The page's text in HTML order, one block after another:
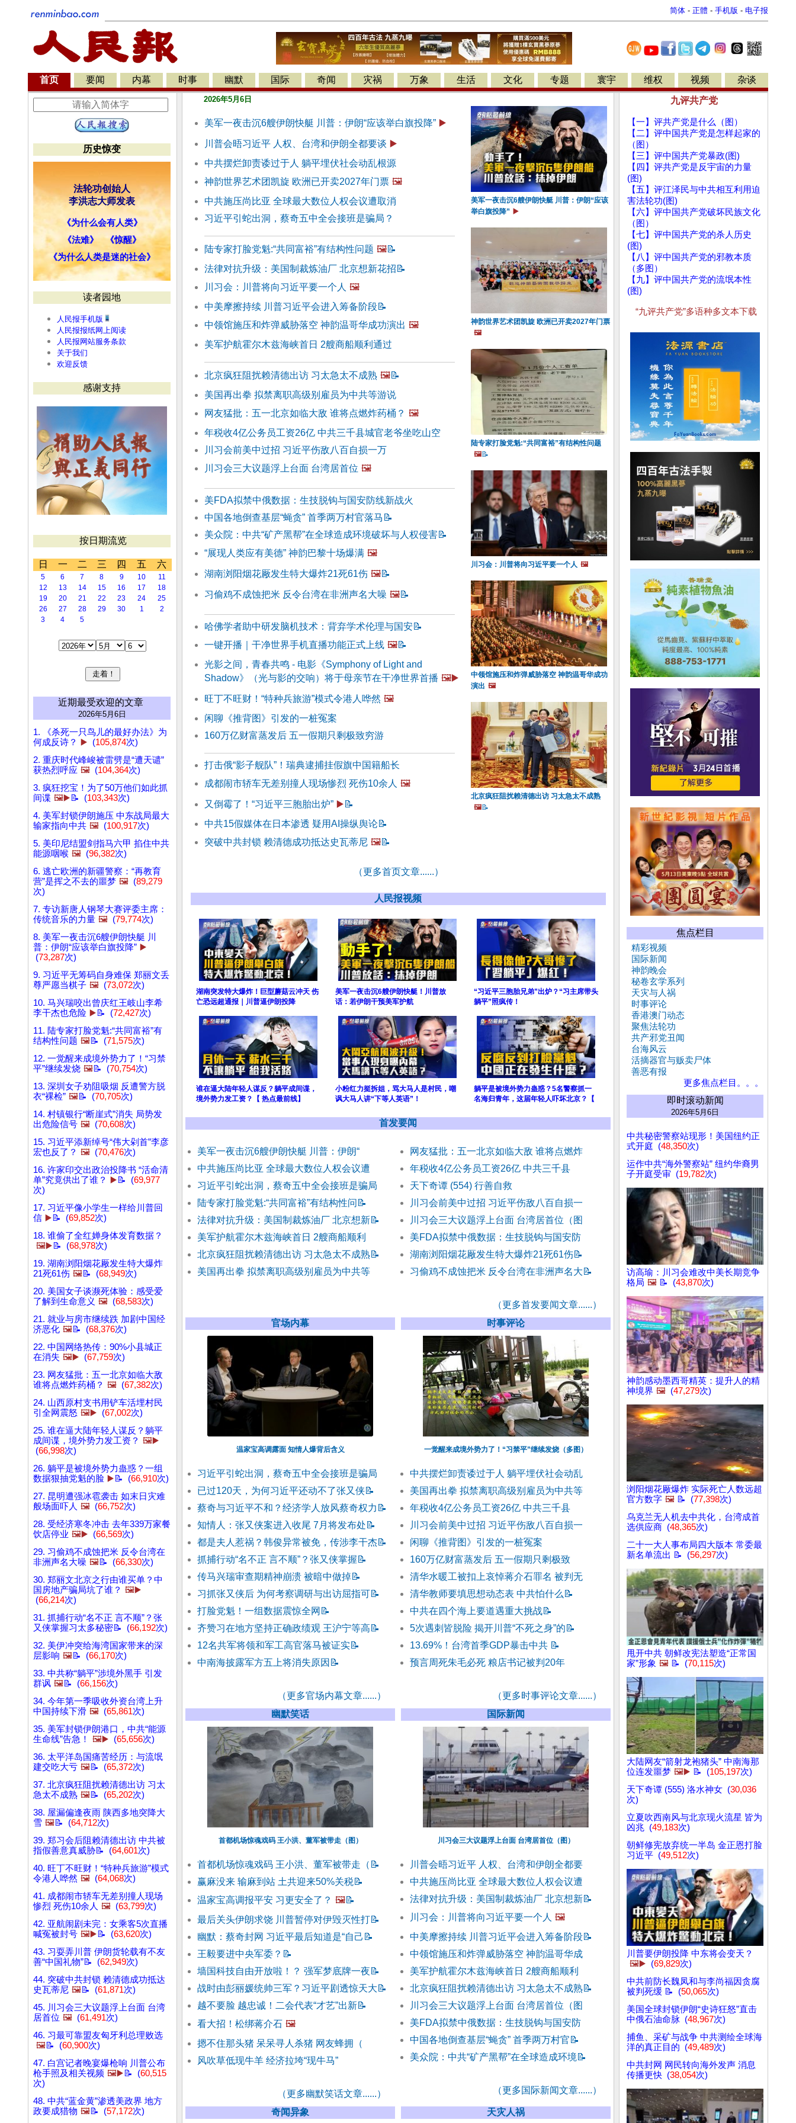
简体 - 正體 - 手机版 - 电子报
首页 要闻 内幕 时事 幽默 国际 奇闻 灾祸 万象 生活 文化 专题 寰宇 维权 视频 杂谈
历史惊变
法轮功创始人
李洪志大师发表
《为什么会有人类》
《法难》
《惊醒》
《为什么人类是迷的社会》
读者园地
人民报手机版
人民报报纸网上阅读
人民报网站服务条款
关于我们
欢迎反馈
感谢支持
按日期流览
日 一 二 三 四 五 六
5 6 7 8 9 10
11
12
13 14 15 16 17
18
19
20 21 22 23 24
25
26
27 28 29 30 1
2
3
4 5
近期最受欢迎的文章
2026年5月6日
1. 《杀死一只鸟儿的最好办法》为
何成反诗？
▶️ (105,874次)
2. 重庆时代峰峻被雷劈是“遭天谴”
获热烈呼应 🖼️ (104,364次)
3. 疯狂挖宝！为了50万他们如此抓
间谍 🖼️▶️📝 (103,343次)
4. 美军封锁伊朗施压 中东战局最大
输家指向中共 🖼️ (100,917次)
5. 美印尼结盟剑指马六甲 掐住中共
能源咽喉 🖼️ (96,382次)
6. 逃亡欧洲的新疆警察：“再教育
营”是挥之不去的噩梦 🖼️ (89,279
次)
7. 专访新唐人钢琴大赛评委主席：
传统音乐的力量 🖼️ (79,774次)
8. 美军一夜击沉6艘伊朗快艇 川
普：伊朗“应该举白旗投降” ▶️
(73,287次)
9. 习近平无筹码自身难保 郑丽文丢
尊严愿当棋子 🖼️ (73,072次)
10. 马兴瑞咬出曾庆红王岐山李希
李干杰也危险 ▶️📝 (72,427次)
11. 陆专家打脸党魁:“共同富裕”有
结构性问题 🖼️📝 (71,575次)
12. 一觉醒来成境外势力了！“习禁
平”继续发烧 🖼️📝 (70,754次)
13. 深圳女子劝阻吸烟 反遭警方脱
衣“裸检” 🖼️📝 (70,705次)
14. 村镇银行“断崖式”消失 局势发
出危险信号 🖼️ (70,608次)
15. 习近平添新绰号“伟大剁首”李彦
宏也反了？ 🖼️ (70,476次)
16. 许家印交出政治投降书 “活命清
单”究竟供出了谁？
▶️📝 (69,977
次)
17. 习近平像小学生一样给川普回
信 ▶️📝 (69,852次)
18. 谁偷了全红婵身体发育数据？
🖼️▶️📝 (68,978次)
19. 湖南浏阳烟花厰发生特大爆炸
21死61伤 🖼️📝 (68,949次)
20. 美国女子谈濒死体验：感受爱
了解到生命意义 🖼️ (68,583次)
21. 就业与房市继续跌 加剧中国经
济恶化 🖼️📝 (68,376次)
22. 中国网络热传：90%小县城正
在消失 🖼️▶️ (67,759次)
23. 网友猛批：五一北京如临大敌
谁将点燃炸药桶？ 🖼️ (67,382次)
24. 山西原村支书用铲车活埋村民
引全网震怒 🖼️▶️ (67,002次)
25. 谁在逼大陆年轻人谋反？躺平
成间谍，境外势力发工资？ 🖼️▶️
(66,998次)
26. 躺平是被境外势力蛊惑？一组
数据狠抽党魁的脸 ▶️📝 (66,910次)
27. 昆明遭强冰雹袭击 如末日灾难
般场面吓人 🖼️ (66,752次)
28. 受经济寒冬冲击 去年339万家餐
饮店停业 🖼️▶️ (66,569次)
29. 习偷鸡不成蚀把米 反令台湾在
非洲声名大噪 🖼️📝 (66,330次)
30. 郑丽文北京之行由谁买单？中
国房地产骗局坑了谁？ 🖼️▶️
(66,214次)
31. 抓捕行动“名不正 言不顺”？张
又侠掌握习太多秘密📝 (66,192次)
32. 美伊冲突给海湾国家带来的深
层影响 🖼️📝 (66,170次)
33. 中共称“躺平”涉境外黑手 引发
群讽 🖼️📝 (66,156次)
34. 今年第一季吸收外资台湾上升
中国持续下滑 🖼️ (65,861次)
35. 美军封锁伊朗港口，中共“能源
生命线”告急！
🖼️▶️ (65,656次)
36. 太平洋岛国痛苦经历：与流氓
建交吃大亏 🖼️📝 (65,372次)
37. 北京疯狂阻扰赖清德出访 习太
急太不成熟 🖼️📝 (65,202次)
38. 屋漏偏逢夜雨 陕西多地突降大
雪 🖼️📝 (64,712次)
39. 郑习会后阻赖清德出访 中共被
指假善意真威胁📝 (64,601次)
40. 旺丁不旺财！“特种兵旅游”模式
令港人哗然 🖼️ (64,068次)
41. 成都闹市轿车无差别撞人现场
惨烈 死伤10余人 🖼️ (63,799次)
42. 亚航闹剧未完：女乘客5次直播
喊冤被封号 🖼️▶️📝 (63,620次)
43. 习耍弄川普 伊朗货轮载有不友
善“中国礼物”📝 (62,949次)
44. 突破中共封锁 赖清德成功抵达
史瓦蒂尼 🖼️📝 (61,871次)
45. 川习会三大议题浮上台面 台湾
居首位 🖼️ (61,491次)
46. 习最可靠盟友匈牙利总理败选
🖼️📝 (60,900次)
47. 白宫记者晚宴爆枪响 川普公布
枪手照及相关视频 🖼️▶️📝 (60,515
次)
48. 中共“蓝金黄”渗透美政界 地方
政要成猎物 🖼️📝 (57,172次)
2026年5月6日
美军一夜击沉6艘伊朗快艇 川普：伊朗“应该举白旗投降” ▶️
川普会晤习近平 人权、台湾和伊朗全都要谈 ▶️
中共摆烂卸责诿过于人 躺平埋伏社会动乱根源
神韵世界艺术团凯旋 欧洲已开卖2027年门票 🖼️
中共施压尚比亚 全球最大数位人权会议遭取消
习近平引蛇出洞，蔡奇五中全会接班是骗局？
陆专家打脸党魁:“共同富裕”有结构性问题 🖼️📝
法律对抗升级：美国制裁炼油厂 北京想新花招 📝
川习会：川普将向习近平要一个人 🖼️
中美摩擦持续 川普习近平会进入筹备阶段📝
中领馆施压和炸弹威胁落空 神韵温哥华成功演出 🖼️
美军护航霍尔木兹海峡首日 2艘商船顺利通过
北京疯狂阻扰赖清德出访 习太急太不成熟 🖼️📝
美国再出拳 拟禁离职高级别雇员为中共等游说
网友猛批：五一北京如临大敌 谁将点燃炸药桶？ 🖼️
年税收4亿公务员工资26亿 中共三千县城官老爷坐吃山空
川习会前美中过招 习近平伤敌八百自损一万
川习会三大议题浮上台面 台湾居首位 🖼️
美FDA拟禁中俄数据：生技脱钩与国安防线新战火
中国各地倒查基层“蝇贪” 首季两万村官落马 📝
美众院：中共“矿产黑帮”在全球造成环境破坏与人权侵害📝
“展现人类应有美德” 神韵巴黎十场爆满 🖼️
湖南浏阳烟花厰发生特大爆炸21死61伤 🖼️📝
习偷鸡不成蚀把米 反令台湾在非洲声名大噪 🖼️📝
哈佛学者助中研发脑机技术：背弃学术伦理与国安📝
一键开播｜干净世界手机直播功能正式上线 🖼️📝
光影之间，青春共鸣 - 电影《Symphony of Light and
Shadow》（光与影的交响）将于母亲节在干净世界首播 🖼️▶️
旺丁不旺财！“特种兵旅游”模式令港人哗然 🖼️
闲聊《推背图》引发的一桩冤案
160万亿财富蒸发后 五一假期只剩极致穷游
打击俄“影子舰队”！瑞典逮捕挂假旗中国籍船长
成都闹市轿车无差别撞人现场惨烈 死伤10余人 🖼️
又倒霉了！“习近平三胞胎出炉” ▶️ 📝
中共15假媒体在日本渗透 疑用AI操纵舆论📝
突破中共封锁 赖清德成功抵达史瓦蒂尼 🖼️📝
（更多首页文章......）
美军一夜击沉6艘伊朗快艇 川普：伊朗“应该
举白旗投降” ▶️
神韵世界艺术团凯旋 欧洲已开卖2027年门票
🖼️
陆专家打脸党魁:“共同富裕”有结构性问题
🖼️📝
川习会：川普将向习近平要一个人 🖼️
中领馆施压和炸弹威胁落空 神韵温哥华成功
演出 🖼️
北京疯狂阻扰赖清德出访 习太急太不成熟
🖼️📝
人民报视频
湖南突发特大爆炸！巨型蘑菇云冲天 伤
亡恐远超通报｜川普逼伊朗投降
美军一夜击沉6艘伊朗快艇！川普放
话：若伊朗干预美军护航
“习近平三胞胎兄弟”出炉？“习主席带头
躺平”照疯传！
谁在逼大陆年轻人谋反？躺平成间谍，
境外势力发工资？【 热点最前线】
小粉红力挺拆姐，骂大马人是村民，嘲
讽大马人讲“下等人英语”！
躺平是被境外势力蛊惑？5名警察抓一
名海归青年，这届年轻人吓坏北京？【
首发要闻
美军一夜击沉6艘伊朗快艇 川普：伊朗“
中共施压尚比亚 全球最大数位人权会议遭
习近平引蛇出洞，蔡奇五中全会接班是骗局
陆专家打脸党魁:“共同富裕”有结构性问 📝
法律对抗升级：美国制裁炼油厂 北京想新📝
美军护航霍尔木兹海峡首日 2艘商船顺利
北京疯狂阻扰赖清德出访 习太急太不成熟📝
美国再出拳 拟禁离职高级别雇员为中共等
网友猛批：五一北京如临大敌 谁将点燃炸
年税收4亿公务员工资26亿 中共三千县
天下奇谭 (554) 行善自救
川习会前美中过招 习近平伤敌八百自损一
川习会三大议题浮上台面 台湾居首位（图
美FDA拟禁中俄数据：生技脱钩与国安防
湖南浏阳烟花厰发生特大爆炸21死61伤📝
习偷鸡不成蚀把米 反令台湾在非洲声名大 📝
（更多首发要闻文章......）
官场内幕
温家宝高调露面 知情人爆背后含义
习近平引蛇出洞，蔡奇五中全会接班是骗局
已过120天，为何习近平还动不了张又侠📝
蔡奇与习近平不和？经济学人放风蔡奇权力 📝
知情人：张又侠案进入收尾 7月将发布处 📝
都是夫人惹祸？韩俊异常被免，传涉李干杰📝
抓捕行动“名不正 言不顺”？张又侠掌握 📝
传马兴瑞审查期精神崩溃 被暗中做掉📝
习抓张又侠后 为何考察调研与出访屈指可📝
打脸党魁！一组数据震惊全网 📝
齐赞习在地方坚持正确政绩观 王沪宁等高 📝
12名共军将领和军工高官落马被证实📝
中南海披露军方五上将消失原因 📝
（更多官场内幕文章......）
时事评论
一觉醒来成境外势力了！“习禁平”继续发烧（多图）
中共摆烂卸责诿过于人 躺平埋伏社会动乱
美国再出拳 拟禁离职高级别雇员为中共等
年税收4亿公务员工资26亿 中共三千县
川习会前美中过招 习近平伤敌八百自损一
闲聊《推背图》引发的一桩冤案
160万亿财富蒸发后 五一假期只剩极致
清华水暖工被扣上哀悼蒋介石罪名 被判无
清华教师要填思想动态表 中共怕什么 📝
中共在四个海上要道遇重大挑战📝
5次遇刺皆脱险 揭开川普“不死之身”的 📝
13.69%！台湾首季GDP暴击中共 📝
预言周死朱毛必死 粮店书记被判20年
（更多时事评论文章......）
幽默笑话
首都机场惊魂戏码 王小洪、董军被带走（图）
首都机场惊魂戏码 王小洪、董军被带走（ 📝
赢麻没来 输麻到站 土共迎来50%关税📝
温家宝高调报平安 习更安全了？ 🖼️📝
最后关头伊朗求饶 川普暂停对伊毁灭性打📝
幽默：蔡奇封网 习近平最后知道是“自己 📝
王毅要进中央军委？ 📝
墙国科技自由开放啦！？ 强军梦底牌一夜 📝
战时由彭丽媛统帅三军？习近平剧透惊天大 📝
越不要脸 越忠诚！二会代表“才艺”出新📝
看大招！松绑蒋介石 🖼️
摁不住那头猪 呆呆寻人杀猪 网友蜂拥（
风吹草低现牛羊 经济拉垮“现牛马”
（更多幽默笑话文章......）
国际新闻
川习会三大议题浮上台面 台湾居首位（图）
川普会晤习近平 人权、台湾和伊朗全都要
中共施压尚比亚 全球最大数位人权会议遭
法律对抗升级：美国制裁炼油厂 北京想新📝
川习会：川普将向习近平要一个人 🖼️
中美摩擦持续 川普习近平会进入筹备阶段📝
中领馆施压和炸弹威胁落空 神韵温哥华成
美军护航霍尔木兹海峡首日 2艘商船顺利
北京疯狂阻扰赖清德出访 习太急太不成熟📝
川习会三大议题浮上台面 台湾居首位（图
美FDA拟禁中俄数据：生技脱钩与国安防
中国各地倒查基层“蝇贪” 首季两万村官 📝
美众院：中共“矿产黑帮”在全球造成环境 📝
（更多国际新闻文章......）
奇闻异象 天灾人祸
九评共产党
【一】评共产党是什么（图）
【二】评中国共产党是怎样起家的
（图）
【三】评中国共产党暴政(图)
【四】评共产党是反宇宙的力量
(图)
【五】评江泽民与中共相互利用迫
害法轮功(图)
【六】评中国共产党破坏民族文化
（图）
【七】评中国共产党的杀人历史
(图)
【八】评中国共产党的邪教本质
（多图）
【九】评中国共产党的流氓本性
(图)
“九评共产党”多语种多文本下载
焦点栏目
精彩视频
国际新闻
神韵晚会
秘卷玄学系列
天灾与人祸
时事评论
香港澳门动态
聚焦法轮功
共产邪党丑闻
台海风云
活摘器官与贩卖尸体
善恶有报
更多焦点栏目。。。
即时滚动新闻
2026年5月6日
中共秘密警察站现形！美国纽约正
式开庭 (48,350次)
运作中共“海外警察站” 纽约华裔男
子开庭受审 (19,782次)
访高瑜：川习会难改中美长期竞争
格局 🖼️ 📝 (43,870次)
神韵感动墨西哥精英：提升人的精
神境界 🖼️ (47,279次)
浏阳烟花厰爆炸 实际死亡人数远超
官方数字 🖼️ 📝 (77,398次)
乌克兰无人机去中共化，台湾成首
选供应商 (48,365次)
二十一大人事布局四大版本 常委最
新名单流出 📝 (56,297次)
甩开中共 朝鲜改宪法塑造“正常国
家”形象 🖼️ 📝 (70,115次)
大陆网友“箭射龙袍猪头” 中南海那
位连发噩梦 🖼️▶️ 📝 (105,197次)
天下奇谭 (555) 洛水神女 (30,036
次)
立夏吹西南风与北京现火流星 皆为
凶兆 (49,183次)
朝鲜修宪放弃统一半岛 金正恩打脸
习近平 (49,512次)
川普要伊朗投降 中东将会变天？
🖼️▶️ (69,829次)
中共前防长魏凤和与李尚福因贪腐
被判死缓 📝 (50,065次)
美国全球封锁伊朗“史诗狂怒”直击
中俄石油命脉 (48,967次)
捕鱼、采矿与战争 中共测绘全球海
洋的真正目的 (49,489次)
中共封网 网民转向海外发声 消息
传播更快 (38,054次)